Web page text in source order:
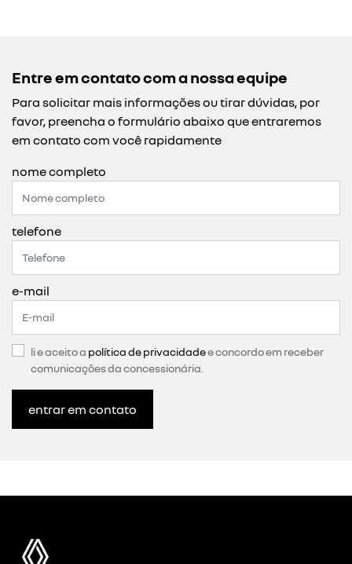
Entre em contato com a nossa equipe
Para solicitar mais informações ou tirar dúvidas, por
favor, preencha o formulário abaixo que entraremos
em contato com você rapidamente
nome completo
telefone
e-mail
li e aceito a política de privacidadee concordo em receber
comunicações da concessionária.
entrar em contato